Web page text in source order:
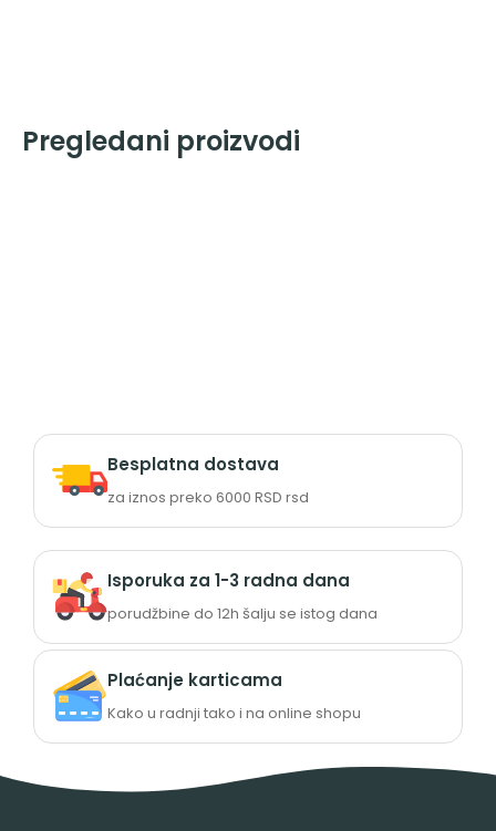
Pregledani proizvodi
Besplatna dostava
za iznos preko 6000 RSD rsd
Isporuka za 1-3 radna dana
porudžbine do 12h šalju se istog dana
Plaćanje karticama
Kako u radnji tako i na online shopu